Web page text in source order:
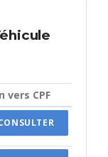
vers CPF